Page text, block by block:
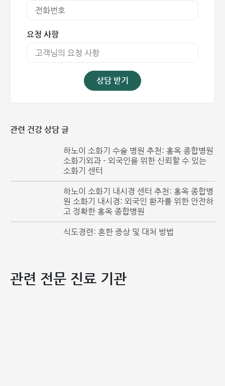
치질은 변비뿐만 아니라 잦은 설사로 인해서도 발생할 수 있습
니다. 채소 섭취가 적고 수분이 부족하면 변비가 생기기 쉬운
가해집니다. 시간이 흐를수록 이 부위 정맥의 탄력이 떨어지고
출혈이 생기며 직접적으로 치질을 유발합니다.
을 일으킬 수 있습니다.
만성 변비나 설사는 치질 유발의 원인이 됩니다
요청 사항
상담 받기
관련 건강 상담 글
하노이 소화기 수술 병원 추천: 홍옥 종합병원
소화기외과 - 외국인을 위한 신뢰할 수 있는
소화기 센터
하노이 소화기 내시경 센터 추천: 홍옥 종합병
원 소화기 내시경: 외국인 환자를 위한 안전하
고 정확한 홍옥 종합병원
식도경련: 흔한 증상 및 대처 방법
관련 전문 진료 기관